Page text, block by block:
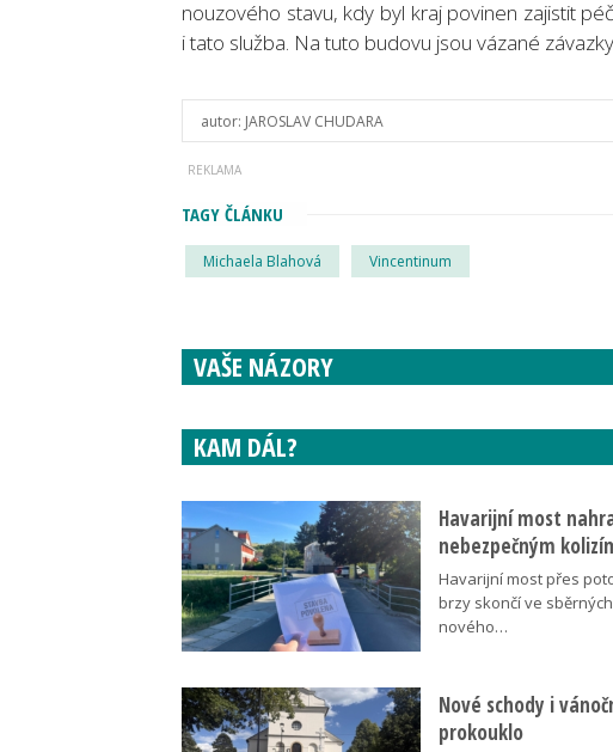
nouzového stavu, kdy byl kraj povinen zajistit
i tato služba. Na tuto budovu jsou vázané
autor: JAROSLAV CHUDARA
TAGY ČLÁNKU
Michaela Blahová Vincentinum
VAŠE NÁZORY
KAM DÁL?
Havarijní most
nebezpečným
Havarijní most přes
brzy skončí ve
nového…
Nové schody i
prokouklo